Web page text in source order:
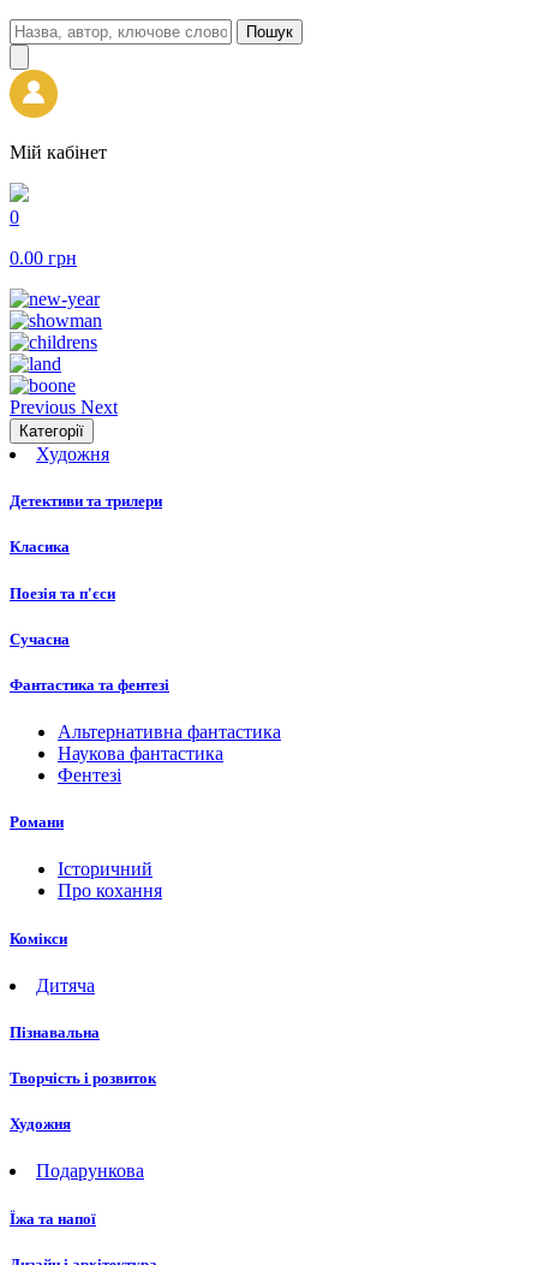
Пошук
Мій кабінет
0
0.00 грн
Previous Next
Категорії
Художня
Детективи та трилери
Класика
Поезія та п'єси
Сучасна
Фантастика та фентезі
Альтернативна фантастика
Наукова фантастика
Фентезі
Романи
Історичний
Про кохання
Комікси
Дитяча
Пізнавальна
Творчість і розвиток
Художня
Подарункова
Їжа та напої